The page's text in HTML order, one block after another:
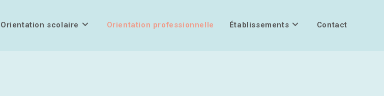
Orientation scolaire Orientation professionnelle Établissements Contact